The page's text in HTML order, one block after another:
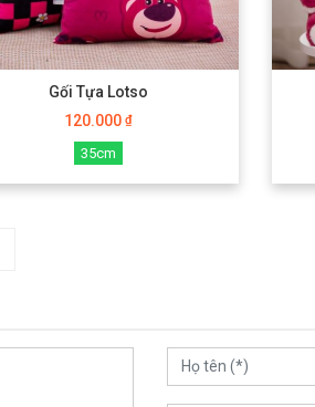
Gối Tựa Lotso
120.000 ₫
35cm